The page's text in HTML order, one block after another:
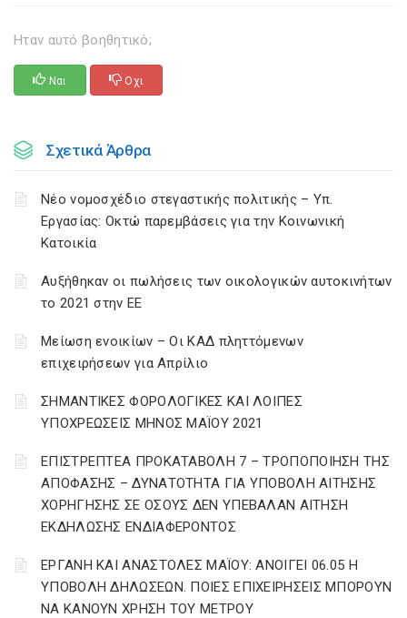
Ηταν αυτό βοηθητικό;
Ναι Οχι
Σχετικά Άρθρα
Νέο νομοσχέδιο στεγαστικής πολιτικής – Υπ.
Εργασίας: Οκτώ παρεμβάσεις για την Κοινωνική
Κατοικία
Αυξήθηκαν οι πωλήσεις των οικολογικών αυτοκινήτων
το 2021 στην ΕΕ
Μείωση ενοικίων – Οι ΚΑΔ πληττόμενων
επιχειρήσεων για Απρίλιο
ΣΗΜΑΝΤΙΚΕΣ ΦΟΡΟΛΟΓΙΚΕΣ ΚΑΙ ΛΟΙΠΕΣ
ΥΠΟΧΡΕΩΣΕΙΣ ΜΗΝΟΣ ΜΑΪΟΥ 2021
ΕΠΙΣΤΡΕΠΤΕΑ ΠΡΟΚΑΤΑΒΟΛΗ 7 – ΤΡΟΠΟΠΟΙΗΣΗ ΤΗΣ
ΑΠΟΦΑΣΗΣ – ΔΥΝΑΤΟΤΗΤΑ ΓΙΑ ΥΠΟΒΟΛΗ ΑΙΤΗΣΗΣ
ΧΟΡΗΓΗΣΗΣ ΣΕ ΟΣΟΥΣ ΔΕΝ ΥΠΕΒΑΛΑΝ ΑΙΤΗΣΗ
ΕΚΔΗΛΩΣΗΣ ΕΝΔΙΑΦΕΡΟΝΤΟΣ
ΕΡΓΑΝΗ ΚΑΙ ΑΝΑΣΤΟΛΕΣ ΜΑΪΟΥ: ΑΝΟΙΓΕΙ 06.05 Η
ΥΠΟΒΟΛΗ ΔΗΛΩΣΕΩΝ. ΠΟΙΕΣ ΕΠΙΧΕΙΡΗΣΕΙΣ ΜΠΟΡΟΥΝ
ΝΑ ΚΑΝΟΥΝ ΧΡΗΣΗ ΤΟΥ ΜΕΤΡΟΥ